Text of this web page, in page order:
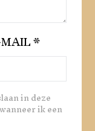
*
in deze
ik een